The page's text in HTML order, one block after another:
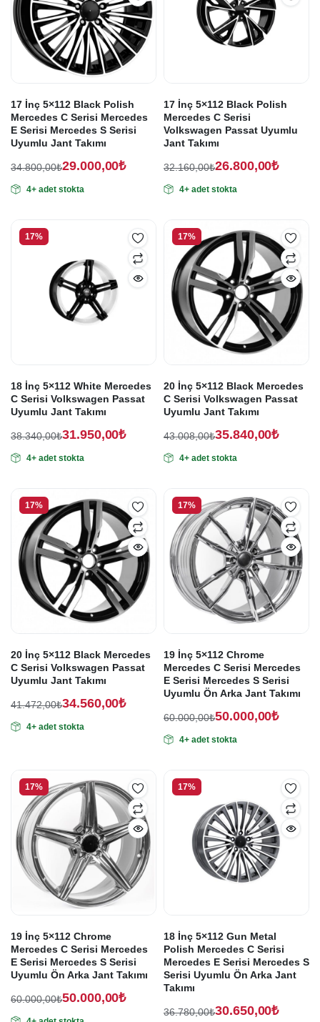
17 İnç 5×112 Black Polish
Mercedes C Serisi Mercedes
E Serisi Mercedes S Serisi
Uyumlu Jant Takımı
34.800,00₺
fiyat:
29.000,00₺
andaki
29.000,00₺.
4+ adet stokta
17 İnç 5×112 Black Polish
Mercedes C Serisi
Volkswagen Passat Uyumlu
Jant Takımı
32.160,00₺
fiyat:
26.800,00₺
andaki
26.800,00₺.
4+ adet stokta
17%
18 İnç 5×112 White Mercedes
C Serisi Volkswagen Passat
Uyumlu Jant Takımı
38.340,00₺
fiyat:
31.950,00₺
andaki
31.950,00₺.
4+ adet stokta
17%
20 İnç 5×112 Black Mercedes
C Serisi Volkswagen Passat
Uyumlu Jant Takımı
43.008,00₺
fiyat:
35.840,00₺
andaki
35.840,00₺.
4+ adet stokta
17%
20 İnç 5×112 Black Mercedes
C Serisi Volkswagen Passat
Uyumlu Jant Takımı
41.472,00₺
fiyat:
34.560,00₺
andaki
4+ adet stokta
17%
19 İnç 5×112 Chrome
Mercedes C Serisi Mercedes
E Serisi Mercedes S Serisi
Uyumlu Ön Arka Jant Takımı
60.000,00₺
fiyat:
50.000,00₺
andaki
50.000,00₺.
4+ adet stokta
17%
19 İnç 5×112 Chrome
Mercedes C Serisi Mercedes
E Serisi Mercedes S Serisi
Uyumlu Ön Arka Jant Takımı
60.000,00₺50.000,00₺
17%
18 İnç 5×112 Gun Metal
Polish Mercedes C Serisi
Mercedes E Serisi Mercedes S
Serisi Uyumlu Ön Arka Jant
Takımı
36.780,00₺30.650,00₺